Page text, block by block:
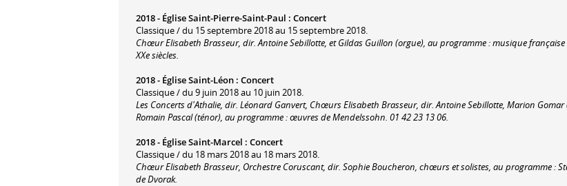
2018 - Église Saint-Pierre-Saint-Paul : Concert
Classique / du 15 septembre 2018 au 15 septembre 2018.
Chœur Elisabeth Brasseur, dir. Antoine Sebillotte, et Gildas Guillon (orgue), au programme : musique française
XXe siècles.
2018 - Église Saint-Léon : Concert
Classique / du 9 juin 2018 au 10 juin 2018.
Les Concerts d'Athalie, dir. Léonard Ganvert, Chœurs Elisabeth Brasseur, dir. Antoine Sebillotte, Marion
Romain Pascal (ténor), au programme : œuvres de Mendelssohn. 01 42 23 13 06.
2018 - Église Saint-Marcel : Concert
Classique / du 18 mars 2018 au 18 mars 2018.
Chœur Elisabeth Brasseur, Orchestre Coruscant, dir. Sophie Boucheron, chœurs et solistes, au programme :
de Dvorak.